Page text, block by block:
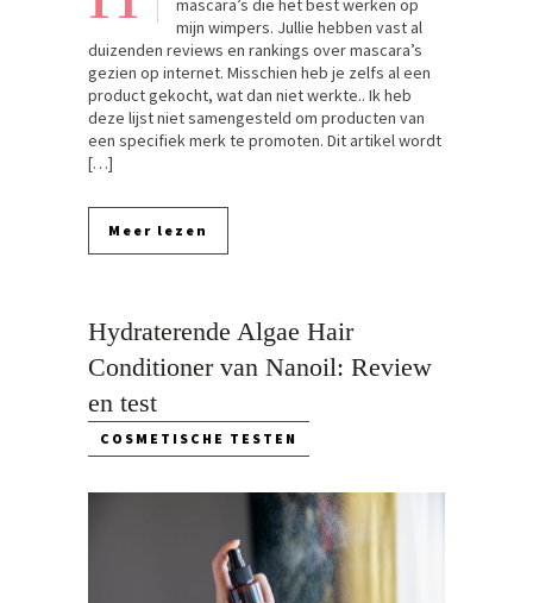
mascara’s die het best werken op
mijn wimpers. Jullie hebben vast al
duizenden reviews en rankings over mascara’s
gezien op internet. Misschien heb je zelfs al een
product gekocht, wat dan niet werkte.. Ik heb
deze lijst niet samengesteld om producten van
een specifiek merk te promoten. Dit artikel wordt
[…]
Meer lezen
Hydraterende Algae Hair
Conditioner van Nanoil: Review
en test
COSMETISCHE TESTEN